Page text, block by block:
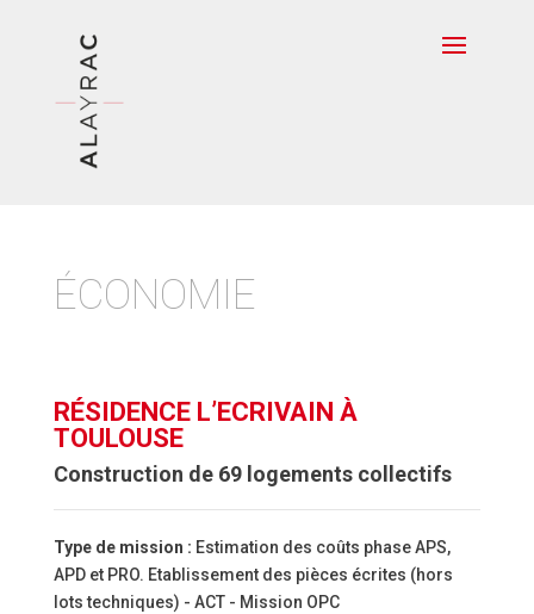
ÉCONOMIE
RÉSIDENCE L’ECRIVAIN À
TOULOUSE
Construction de 69 logements collectifs
Type de mission : Estimation des coûts phase APS,
APD et PRO. Etablissement des pièces écrites (hors
lots techniques) - ACT - Mission OPC